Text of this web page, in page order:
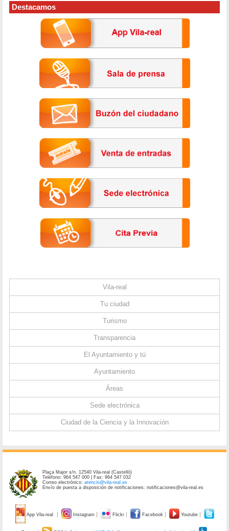
Destacamos
Vila-real
Tu ciudad
Turismo
Transparencia
El Ayuntamiento y tú
Ayuntamiento
Áreas
Sede electrónica
Ciudad de la Ciencia y la Innovación
Plaça Major s/n. 12540 Vila-real (Castelló)
Teléfono: 964 547 000 | Fax: 964 547 032
Correo electrónico:atencio@vila-real.es
Envío de puesta a disposición de notificaciones: notificaciones@vila-real.es
App Vila-real Instagram Flickr Facebook Youtube